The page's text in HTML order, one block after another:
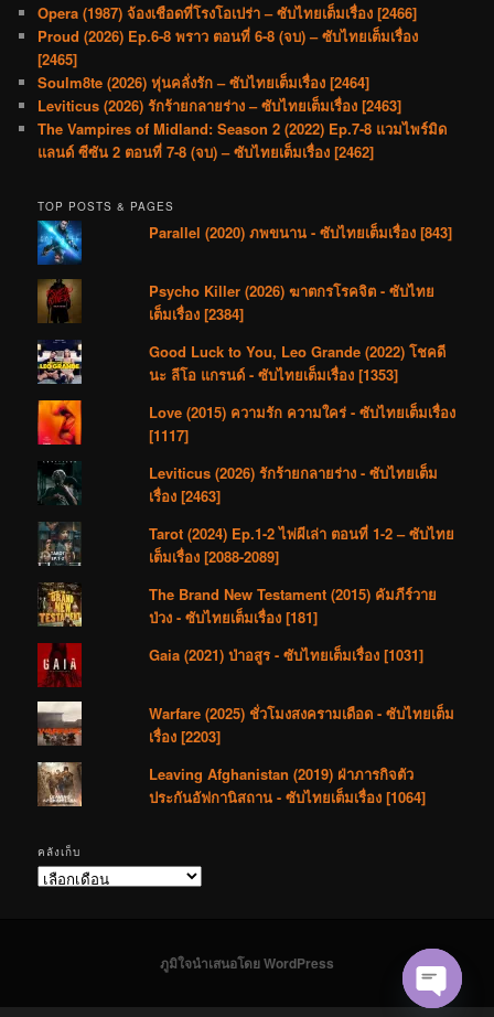
Opera (1987) จ้องเชือดที่โรงโอเปร่า – ซับไทยเต็มเรื่อง [2466]
Proud (2026) Ep.6-8 พราว ตอนที่ 6-8 (จบ) – ซับไทยเต็มเรื่อง
[2465]
Soulm8te (2026) หุ่นคลั่งรัก – ซับไทยเต็มเรื่อง [2464]
Leviticus (2026) รักร้ายกลายร่าง – ซับไทยเต็มเรื่อง [2463]
The Vampires of Midland: Season 2 (2022) Ep.7-8 แวมไพร์มิด
แลนด์ ซีซัน 2 ตอนที่ 7-8 (จบ) – ซับไทยเต็มเรื่อง [2462]
TOP POSTS & PAGES
Parallel (2020) ภพขนาน - ซับไทยเต็มเรื่อง [843]
Psycho Killer (2026) ฆาตกรโรคจิต - ซับไทย
เต็มเรื่อง [2384]
Good Luck to You, Leo Grande (2022) โชคดี
นะ ลีโอ แกรนด์ - ซับไทยเต็มเรื่อง [1353]
Love (2015) ความรัก ความใคร่ - ซับไทยเต็มเรื่อง
[1117]
Leviticus (2026) รักร้ายกลายร่าง - ซับไทยเต็ม
เรื่อง [2463]
Tarot (2024) Ep.1-2 ไพ่ผีเล่า ตอนที่ 1-2 – ซับไทย
เต็มเรื่อง [2088-2089]
The Brand New Testament (2015) คัมภีร์วาย
ป่วง - ซับไทยเต็มเรื่อง [181]
Gaia (2021) ป่าอสูร - ซับไทยเต็มเรื่อง [1031]
Warfare (2025) ชั่วโมงสงครามเดือด - ซับไทยเต็ม
เรื่อง [2203]
Leaving Afghanistan (2019) ฝ่าภารกิจตัว
ประกันอัฟกานิสถาน - ซับไทยเต็มเรื่อง [1064]
คลังเก็บ
คลัง
ภูมิใจนำเสนอโดย WordPress